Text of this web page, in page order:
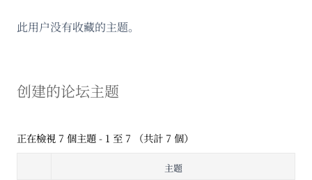
此用户没有收藏的主题。
创建的论坛主题
正在檢視 7 個主題 - 1 至 7 （共計 7 個）
主题